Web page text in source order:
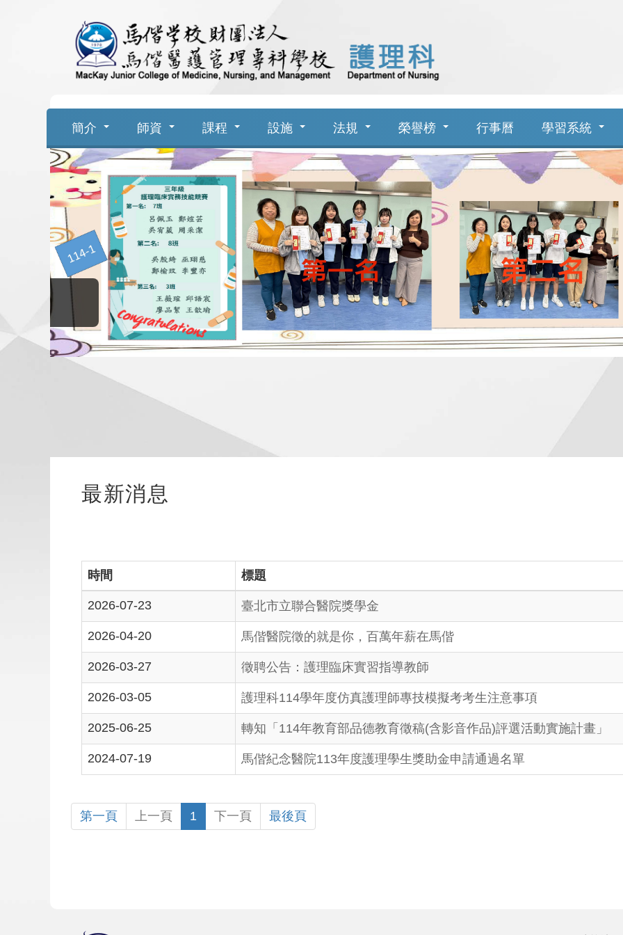
簡介 師資 課程 設施 法規 榮譽榜 行事曆 學習系統
最新消息
時間 標題
2026-07-23 臺北市立聯合醫院獎學金
2026-04-20 馬偕醫院徵的就是你，百萬年薪在馬偕
2026-03-27 徵聘公告：護理臨床實習指導教師
2026-03-05 護理科114學年度仿真護理師專技模擬考考生注意事項
2025-06-25 轉知「114年教育部品德教育徵稿(含影音作品)評選活動實施計畫」
2024-07-19 馬偕紀念醫院113年度護理學生獎助金申請通過名單
第一頁 上一頁 1 下一頁 最後頁